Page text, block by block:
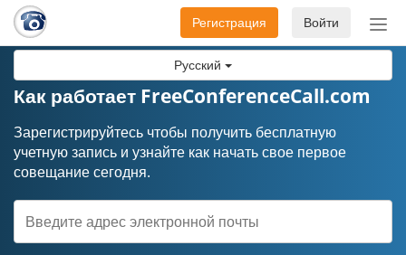
Русский
Войти
Регистрация
Как работает FreeConferenceCall.com
Зарегистрируйтесь чтобы получить бесплатную
учетную запись и узнайте как начать свое первое
совещание сегодня.